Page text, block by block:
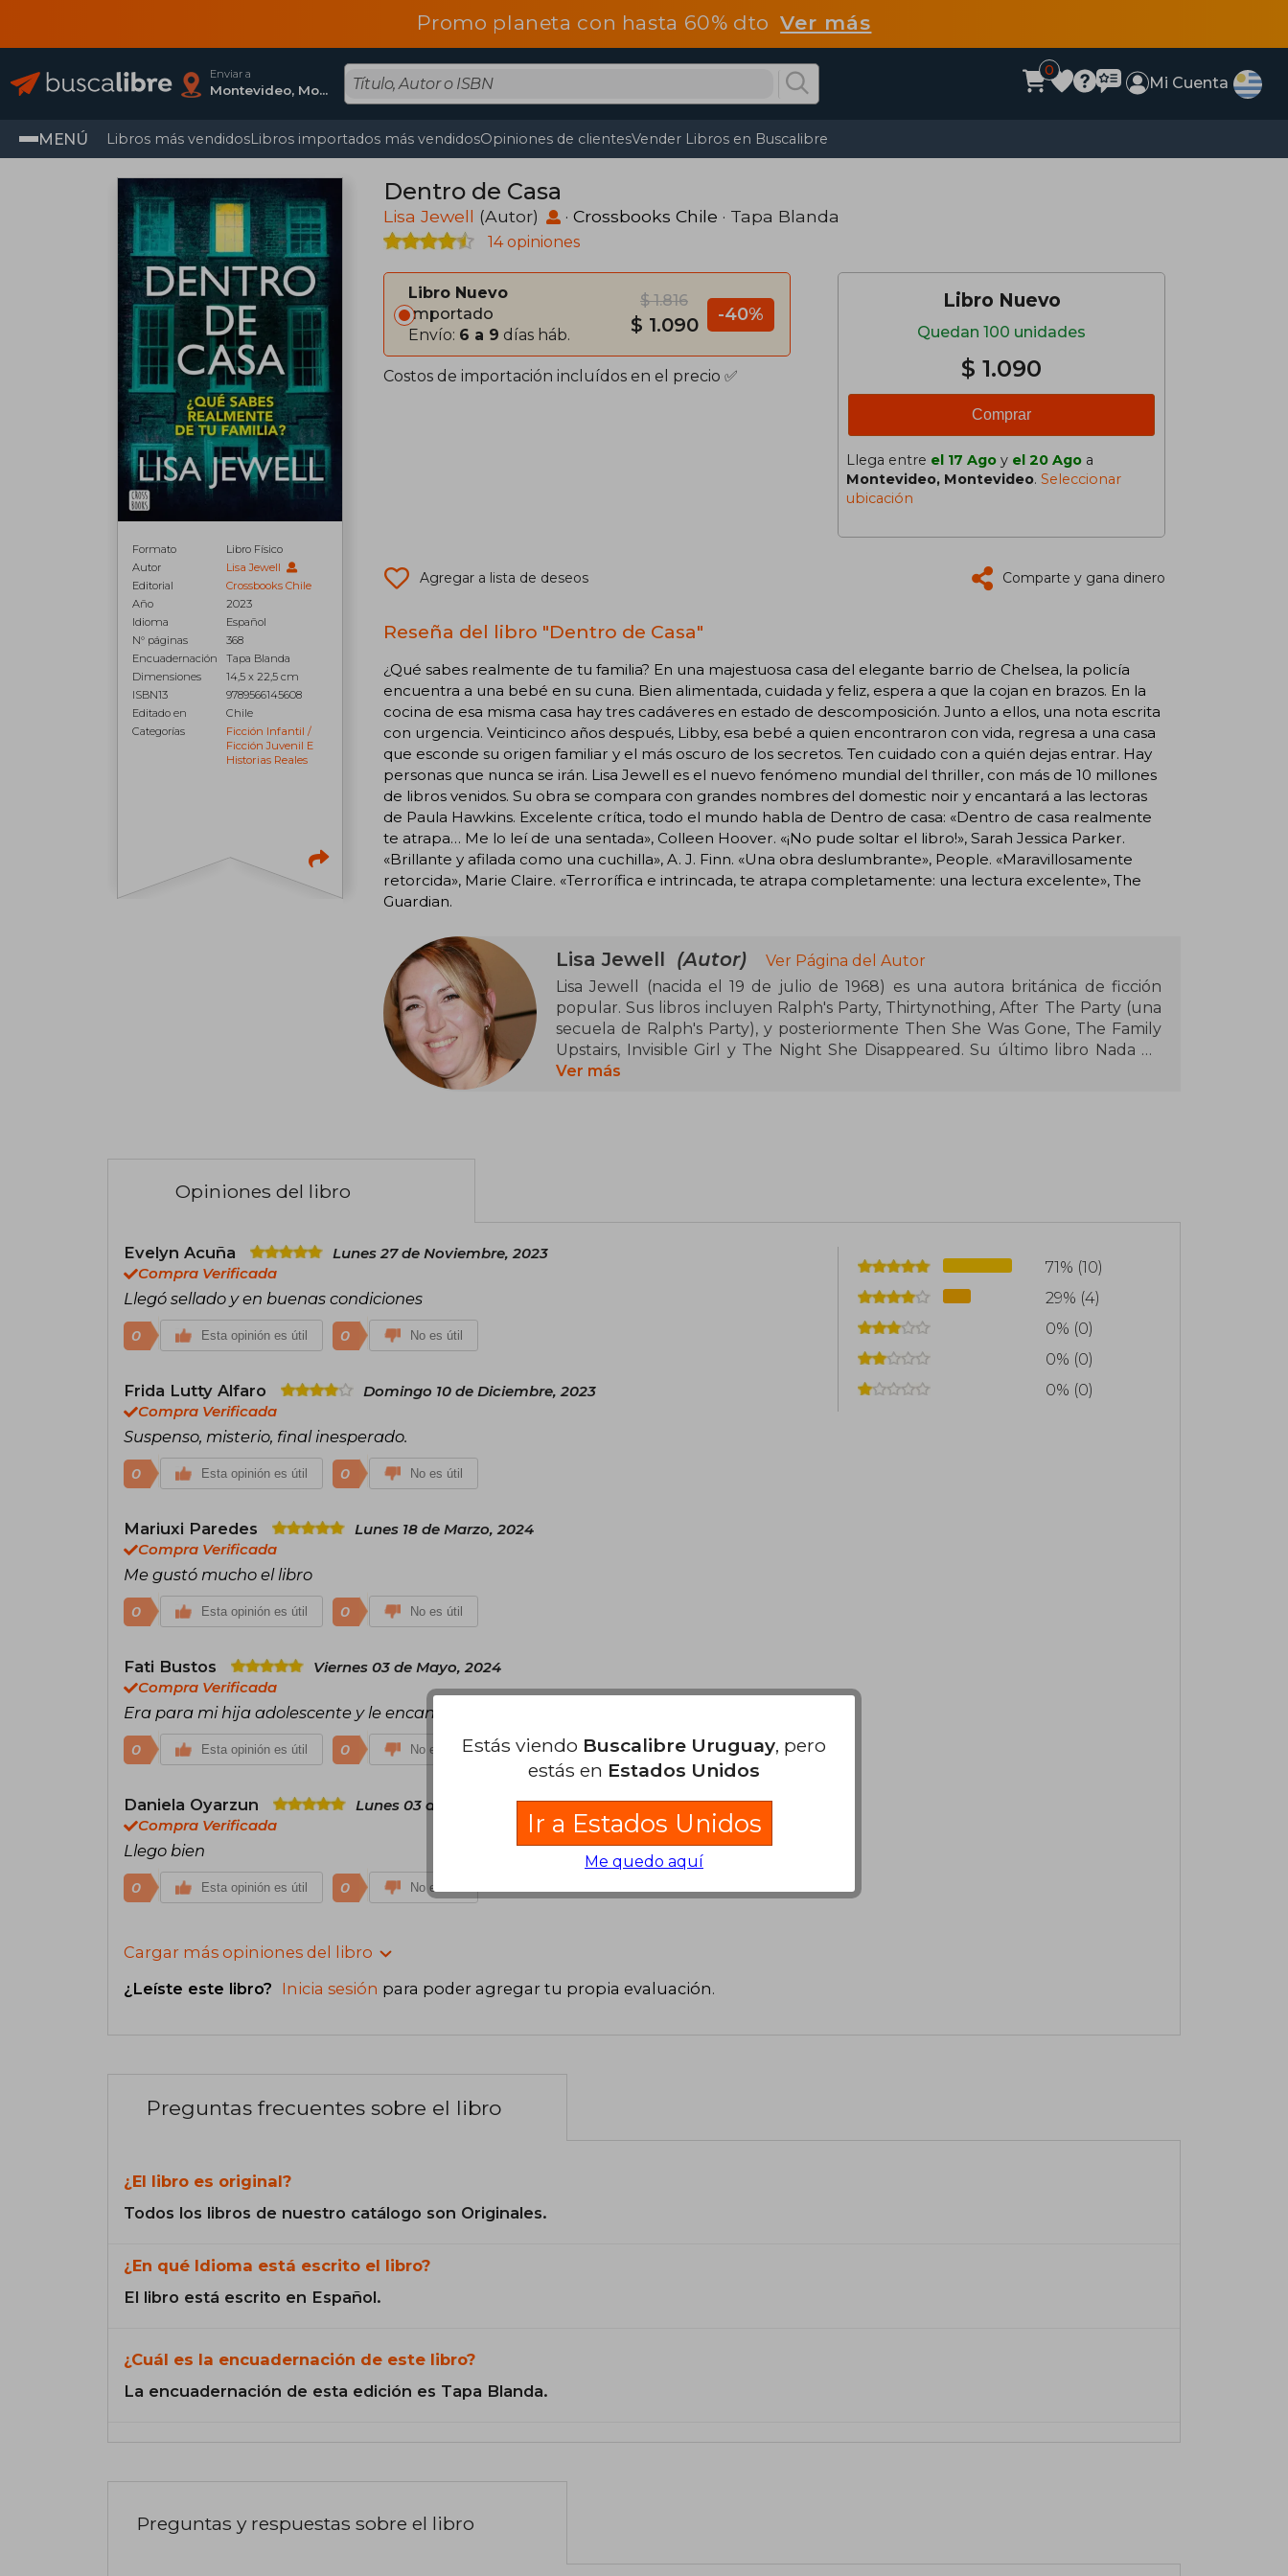
Promo planeta con hasta 60% dtoVer más
Enviar a
Montevideo, Montevideo
0
Mi Cuenta
MENÚ Libros más vendidosLibros importados más vendidosOpiniones de clientesVender Libros en Buscalibre
Formato
Libro Físico
Autor
Lisa Jewell
Editorial
Crossbooks Chile
Año
2023
Idioma
Español
N° páginas
368
Encuadernación
Tapa Blanda
Dimensiones
14,5 x 22,5 cm
ISBN13
9789566145608
Editado en
Chile
Categorías
Ficción Infantil /
Ficción Juvenil E
Historias Reales
Dentro de Casa
Lisa Jewell (Autor) · Crossbooks Chile · Tapa Blanda
14 opiniones
Libro Nuevo
Importado
Envío: 6 a 9 días háb.
$ 1.816
$ 1.090 -40%
Costos de importación incluídos en el precio ✅
Libro Nuevo
Quedan 100 unidades
$ 1.090
Comprar
Llega entre el 17 Ago y el 20 Ago a
Montevideo, Montevideo. Seleccionar
ubicación
Agregar a lista de deseos Comparte y gana dinero
Reseña del libro "Dentro de Casa"
¿Qué sabes realmente de tu familia? En una majestuosa casa del elegante barrio de Chelsea, la policía
encuentra a una bebé en su cuna. Bien alimentada, cuidada y feliz, espera a que la cojan en brazos. En la
cocina de esa misma casa hay tres cadáveres en estado de descomposición. Junto a ellos, una nota escrita
con urgencia. Veinticinco años después, Libby, esa bebé a quien encontraron con vida, regresa a una casa
que esconde su origen familiar y el más oscuro de los secretos. Ten cuidado con a quién dejas entrar. Hay
personas que nunca se irán. Lisa Jewell es el nuevo fenómeno mundial del thriller, con más de 10 millones
de libros venidos. Su obra se compara con grandes nombres del domestic noir y encantará a las lectoras
de Paula Hawkins. Excelente crítica, todo el mundo habla de Dentro de casa: «Dentro de casa realmente
te atrapa… Me lo leí de una sentada», Colleen Hoover. «¡No pude soltar el libro!», Sarah Jessica Parker.
«Brillante y afilada como una cuchilla», A. J. Finn. «Una obra deslumbrante», People. «Maravillosamente
retorcida», Marie Claire. «Terrorífica e intrincada, te atrapa completamente: una lectura excelente», The
Guardian.
Lisa Jewell (Autor)
Ver Página del Autor
Lisa Jewell (nacida el 19 de julio de 1968) es una autora británica de ficción
popular. Sus libros incluyen Ralph's Party, Thirtynothing, After The Party (una
secuela de Ralph's Party), y posteriormente Then She Was Gone, The Family
Upstairs, Invisible Girl y The Night She Disappeared.​ Su último libro Nada de
esto es cierto se publicó en julio de 2023.
Ver más
Opiniones del libro
Evelyn Acuña
Lunes 27 de Noviembre, 2023
Compra Verificada
Llegó sellado y en buenas condiciones
0 Esta opinión es útil 0 No es útil
Frida Lutty Alfaro
Domingo 10 de Diciembre, 2023
Compra Verificada
Suspenso, misterio, final inesperado.
0 Esta opinión es útil 0 No es útil
Mariuxi Paredes
Lunes 18 de Marzo, 2024
Compra Verificada
Me gustó mucho el libro
0 Esta opinión es útil 0 No es útil
Fati Bustos
Viernes 03 de Mayo, 2024
Compra Verificada
Era para mi hija adolescente y le encantó.
0 Esta opinión es útil 0 No es útil
Daniela Oyarzun
Lunes 03 de Junio, 2024
Compra Verificada
Llego bien
0 Esta opinión es útil 0 No es útil
Cargar más opiniones del libro
¿Leíste este libro? Inicia sesión para poder agregar tu propia evaluación.
71% (10)
29% (4)
0% (0)
0% (0)
0% (0)
Preguntas frecuentes sobre el libro
¿El libro es original?
Todos los libros de nuestro catálogo son Originales.
¿En qué Idioma está escrito el libro?
El libro está escrito en Español.
¿Cuál es la encuadernación de este libro?
La encuadernación de esta edición es Tapa Blanda.
Preguntas y respuestas sobre el libro
Estás viendo Buscalibre Uruguay, pero
estás en Estados Unidos
Ir a Estados Unidos
Me quedo aquí